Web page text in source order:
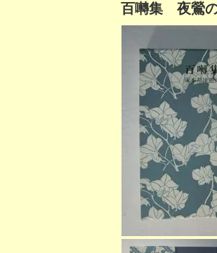
百囀集 夜鶯